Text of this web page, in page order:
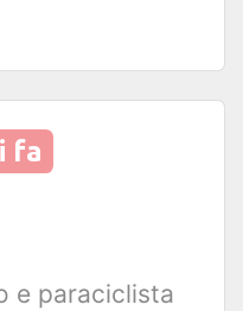
fa
e paraciclista